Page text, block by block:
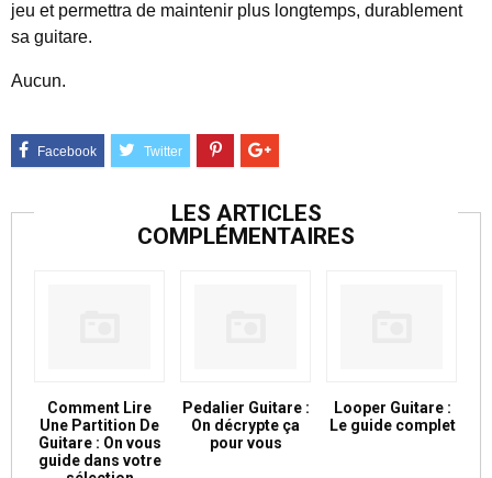
jeu et permettra de maintenir plus longtemps, durablement
sa guitare.
Aucun.
LES ARTICLES
COMPLÉMENTAIRES
Comment Lire
Une Partition De
Guitare : On vous
guide dans votre
Pedalier Guitare :
On décrypte ça
pour vous
Looper Guitare :
Le guide complet